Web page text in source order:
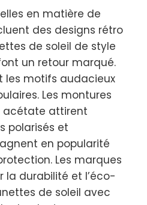
en matière de
des designs rétro
de soleil de style
un retour marqué.
les motifs audacieux
Les montures
acétate attirent
polarisés et
en popularité
Les marques
la durabilité et l’éco-
de soleil avec